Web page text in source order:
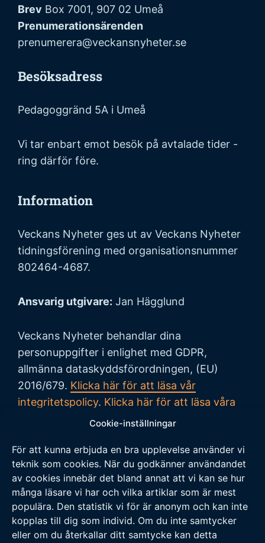
Cookie-inställningar
För att kunna erbjuda en bra upplevelse använder vi
teknik som cookies. När du godkänner användandet
av cookies innebär det bland annat att vi kan se hur
många läsare vi har och vilka artiklar som är mest
populära. Den statistik vi för är anonym och kan inte
kopplas till dig som individ. Om du inte samtycker
eller om du återkallar ditt samtycke kan detta
Brev Box 7001, 907 02 Umeå
Prenumerationsärenden
prenumerera@veckansnyheter.se
Besöksadress
Pedagoggränd 5A i Umeå
Vi tar enbart emot besök på avtalade tider -
ring därför före.
Information
Veckans Nyheter ges ut av Veckans Nyheter
tidningsförening med organisationsnummer
802464-4687.
Ansvarig utgivare: Jan Hägglund
Veckans Nyheter behandlar dina
personuppgifter i enlighet med GDPR,
allmänna dataskyddsförordningen, (EU)
2016/679. Klicka här för att läsa vår
integritetspolicy. Klicka här för att läsa våra
allmänna villkor vid köp.
Tipsa oss
Vi tar tacksamt emot tips på nyheter och
händelser som vi borde skriva om. Skicka ditt
tips till följande adress: